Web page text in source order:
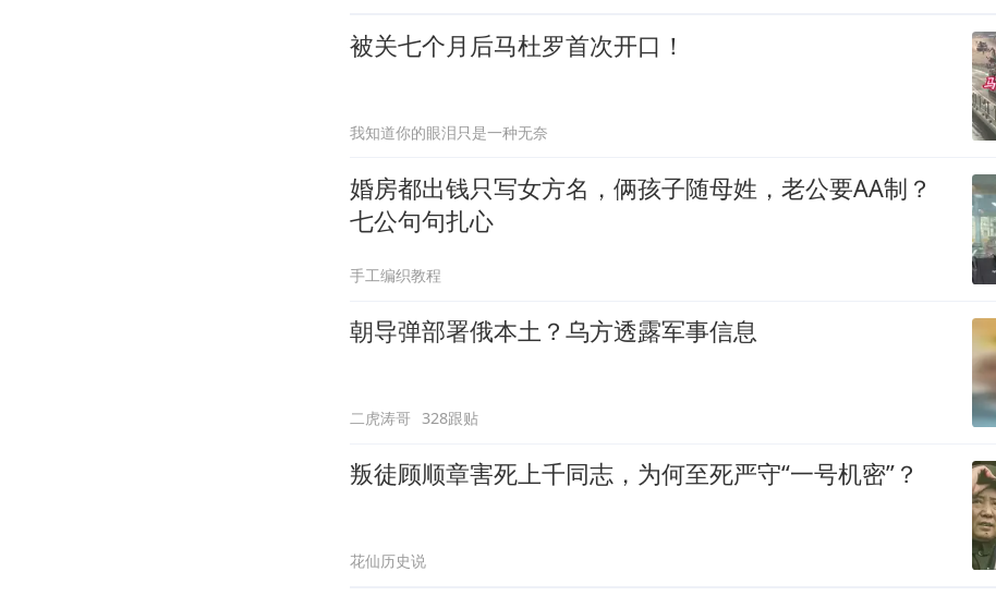
被关七个月后马杜罗首次开口！
我知道你的眼泪只是一种无奈
婚房都出钱只写女方名，俩孩子随母姓，老公要AA制？
七公句句扎心
手工编织教程
朝导弹部署俄本土？乌方透露军事信息
二虎涛哥 328跟贴
叛徒顾顺章害死上千同志，为何至死严守“一号机密”？
花仙历史说